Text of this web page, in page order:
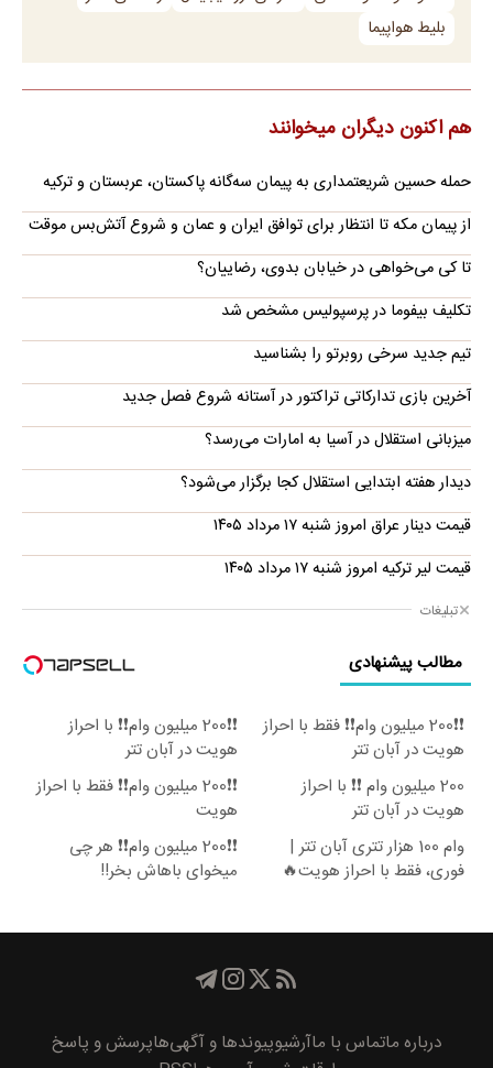
بلیط هواپیما
هم اکنون دیگران میخوانند
حمله حسین شریعتمداری به پیمان سه‌گانه پاکستان، عربستان و ترکیه
از پیمان مکه تا انتظار برای توافق ایران و عمان و شروع آتش‌بس موقت
تا کی می‌خواهی در خیابان بدوی، رضاییان؟
تکلیف بیفوما در پرسپولیس مشخص شد
تیم جدید سرخی روبرتو را بشناسید
آخرین بازی تدارکاتی تراکتور در آستانه شروع فصل جدید
میزبانی استقلال در آسیا به امارات می‌رسد؟
دیدار هفته ابتدایی استقلال کجا برگزار می‌شود؟
قیمت دینار عراق امروز شنبه ۱۷ مرداد ۱۴۰۵
قیمت لیر ترکیه امروز شنبه ۱۷ مرداد ۱۴۰۵
تبلیغات
مطالب پیشنهادی
❗❗200 میلیون وام❗❗ فقط با احراز
هویت در آبان تتر
❗❗200 میلیون وام❗❗ با احراز
هویت در آبان تتر
200 میلیون وام ❗❗ با احراز
هویت در آبان تتر
❗❗200 میلیون وام❗❗ فقط با احراز
هویت
وام 100 هزار تتری آبان تتر |
فوری، فقط با احراز هویت🔥
❗❗200 میلیون وام❗❗ هر چی
میخوای باهاش بخر!!
درباره ماتماس با ماآرشیوپیوند‌ها و آگهی‌هاپرسش و پاسخ